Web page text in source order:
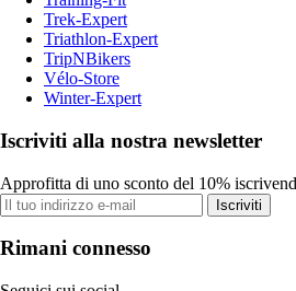
Trek-Expert
Triathlon-Expert
TripNBikers
Vélo-Store
Winter-Expert
Iscriviti alla nostra newsletter
Approfitta di uno sconto del 10%
Iscriviti
Rimani connesso